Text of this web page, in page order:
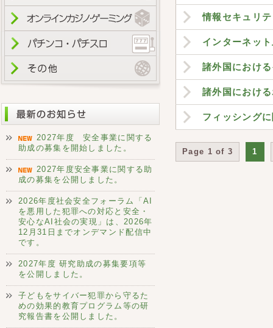
情報セキュリ
インターネッ
諸外国におけ
諸外国におけ
フィッシング
Page 1 of 3 1
2027年度 安全事業に関する
助成の募集を開始しました。
2027年度安全事業に関する助
成の募集を公開しました。
2026年度社会安全フォーラム「AI
を悪用した犯罪への対応と安全・
安心なAI社会の実現」は、2026年
12月31日までオンデマンド配信中
です。
2027年度 研究助成の募集要項等
を公開しました。
子どもをサイバー犯罪から守るた
めの効果的教育プログラム等の研
究報告書を公開しました。